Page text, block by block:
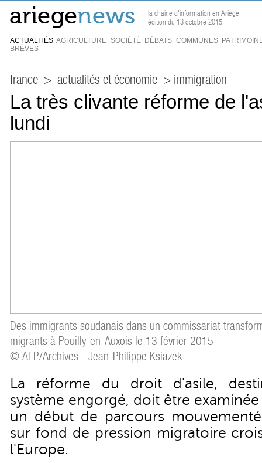
la chaîne d'information en Ariège
édition du 13 octobre 2015
ACTUALITÉS AGRICULTURE SOCIÉTÉ DÉBATS COMMUNES
BRÈVES
france > actualités et économie > immigration
La très clivante réforme de
lundi
Des immigrants soudanais dans un commissariat
migrants à Pouilly-en-Auxois le 13 février 2015
© AFP/Archives - Jean-Philippe Ksiazek
La réforme du droit d'asile,
système engorgé, doit être
un début de parcours
sur fond de pression migratoire
l'Europe.